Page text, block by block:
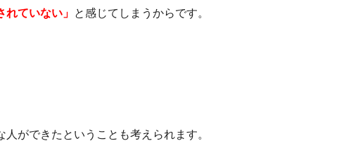
れていない」 と感じてしまうからです。
ができたということも考えられます。